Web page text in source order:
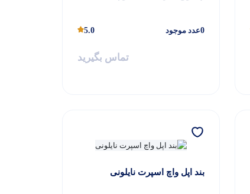
0عدد موجود 5.0
تماس بگیرید
بند اپل واچ اسپرت نایلونی